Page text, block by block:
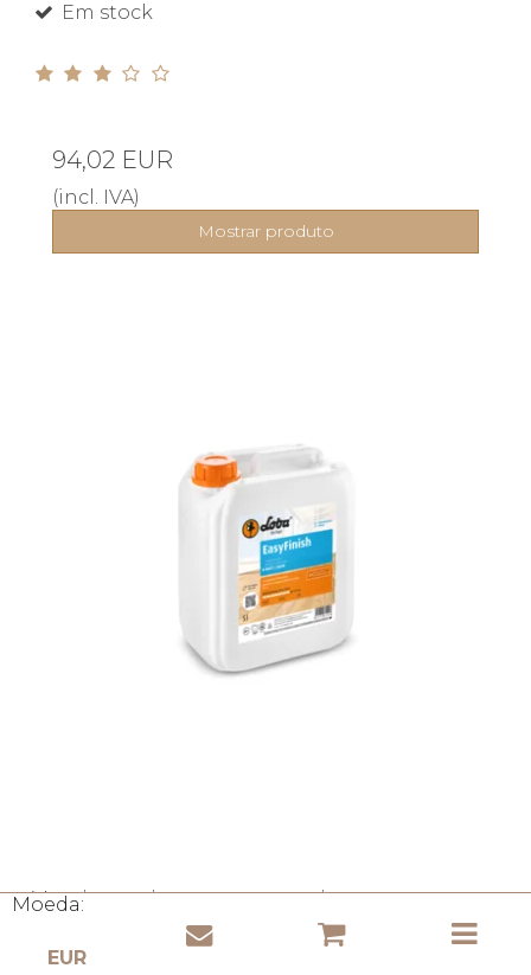
Moeda:
Em stock
94,02 EUR
(incl. IVA)
Mostrar produto
Verniz semi-mate para pavimentos e
paredes de cortiça WS EasyFinish 1L
(Wicanders W-700)